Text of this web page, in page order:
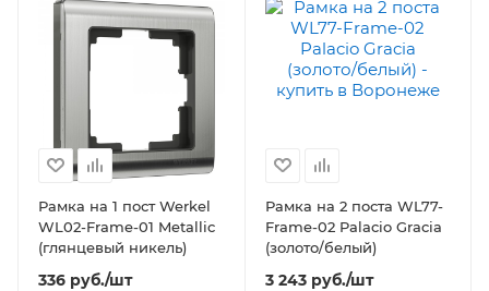
Рамка на 1 пост Werkel
WL02-Frame-01 Metallic
(глянцевый никель)
336 руб./шт
Рамка на 2 поста WL77-
Frame-02 Palacio Gracia
(золото/белый)
3 243руб./шт